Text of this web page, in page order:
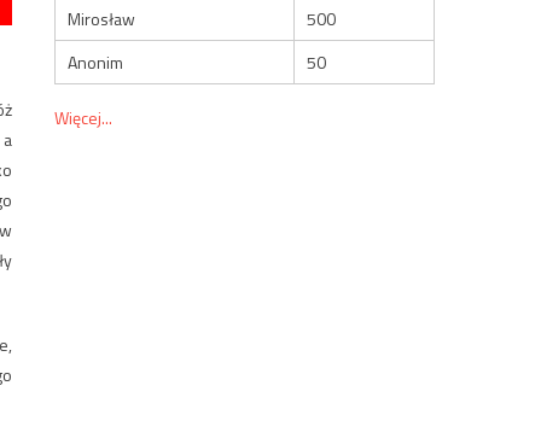
Mirosław
500
Anonim
50
Więcej...